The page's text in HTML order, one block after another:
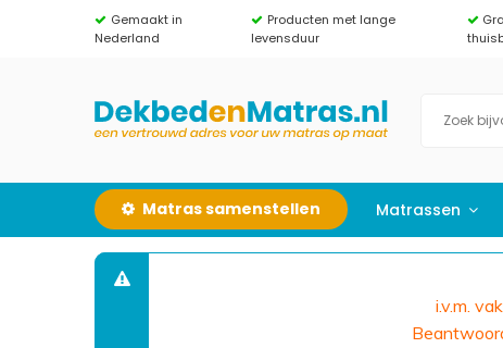
Gemaakt in
Nederland
Producten met lange
levensduur
Matras samenstellen Matrassen
i.v.m.